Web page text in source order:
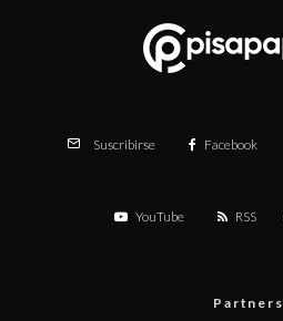
Suscribirse Facebook
YouTube RSS
Partners